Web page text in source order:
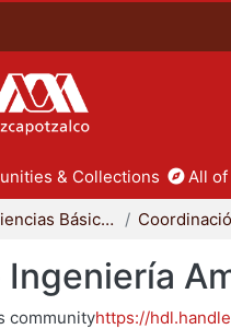
& Collections All of
División de Ciencias Básicas e Ingeniería
Ingeniería
communityhttps://